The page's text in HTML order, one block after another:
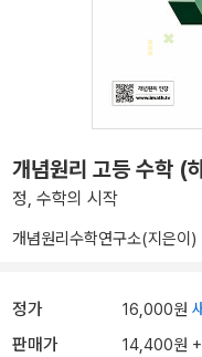
개념원리 고등 수학
정, 수학의 시작
개념원리수학연구소(지은이)
정가 16,000원
판매가 14,400원